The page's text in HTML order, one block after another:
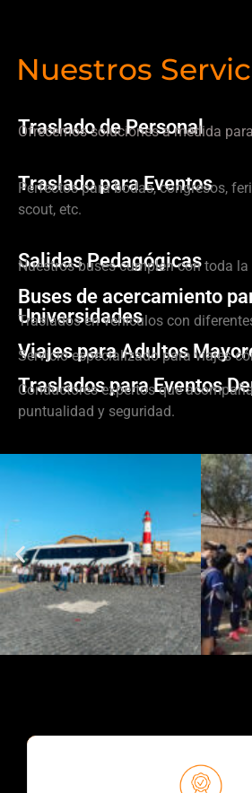
Nuestros
Traslado de Personal
Ofrecemos soluciones a medida
Traslado para Eventos
Perfectos para bodas, congresos,
scout, etc.
Salidas Pedagógicas
Nuestros buses cumplen con toda
Buses de acercamiento
Universidades
Traslados en vehículos con
Viajes para Adultos
Servicio especializado para viajes
Traslados para Eventos
Conductores expertos que
puntualidad y seguridad.